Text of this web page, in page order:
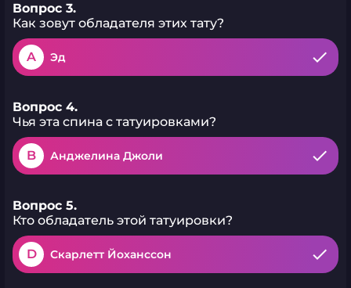
Вопрос 3.
Как зовут обладателя этих тату?
A Эд
Вопрос 4.
Чья эта спина с татуировками?
B Анджелина Джоли
Вопрос 5.
Кто обладатель этой татуировки?
D Скарлетт Йоханссон